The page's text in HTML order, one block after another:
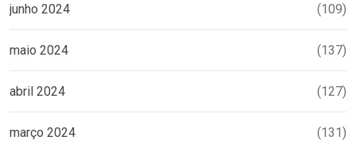
junho 2024 (109)
maio 2024 (137)
abril 2024 (127)
março 2024 (131)